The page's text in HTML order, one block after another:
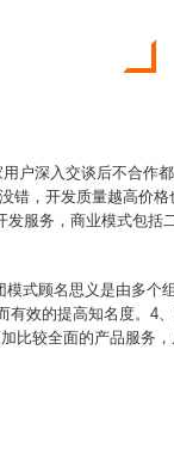
户深入交谈后不合作
错，开发质量越高价
服务，商业模式包括
式顾名思义是由多个
效的提高知名度。4
比较全面的产品服务